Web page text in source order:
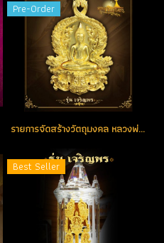
Pre-Order
รายการจัดสร้างวัตถุมงคล หลวงพ่อโสธร รุ่น เจริญพร
Best Seller